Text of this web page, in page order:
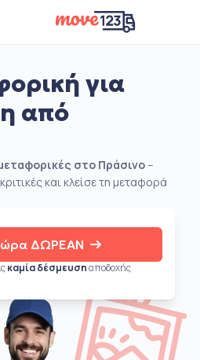
για
από
στο Πράσινο –
και κλείσε τη μεταφορά
ΔΩΡΕΑΝ
καμία δέσμευσηαποδοχής